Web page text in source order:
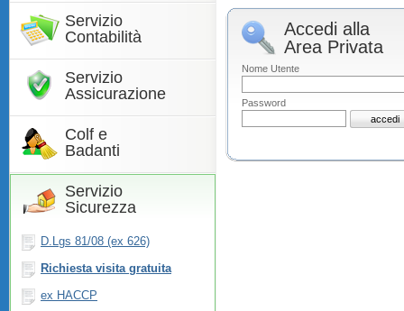
Servizio
Contabilità
Servizio
Assicurazione
Colf e
Badanti
Servizio
Sicurezza
D.Lgs 81/08 (ex 626)
Richiesta visita gratuita
ex HACCP
Accedi alla
Area Privata
Nome Utente
Password